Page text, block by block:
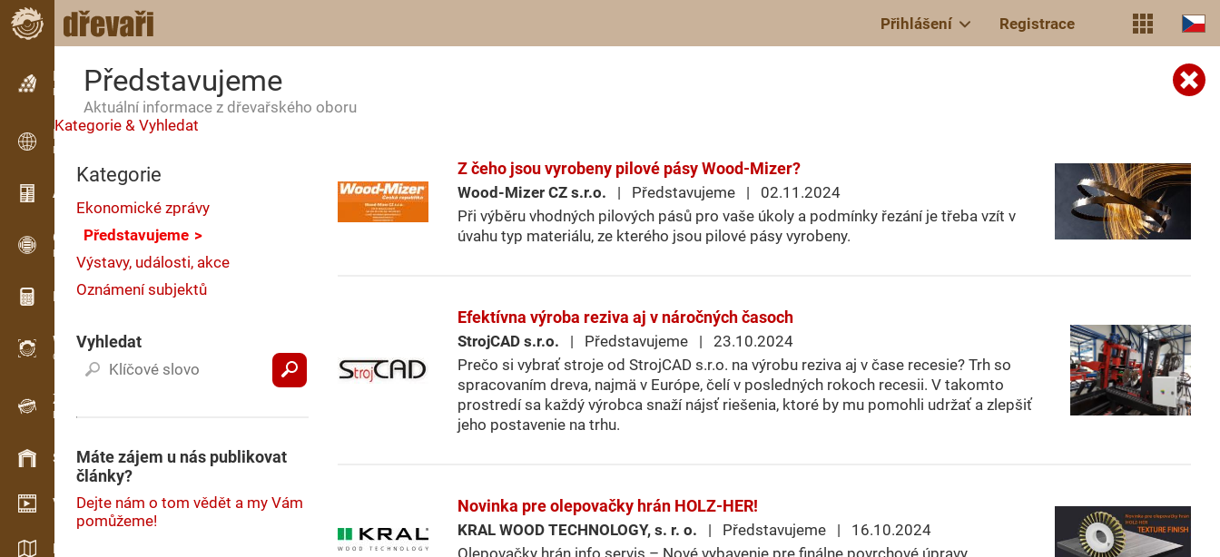
Přihlášení Registrace
Inzerce
Řádková inzerce
Inzerce
Mezinárodní inzerce
Aktuality / Články
OPTI-TIMB
Pořezová schémata
Dřevařské kalkulačky
WoodProfi
Objem dřeva s AI
Záznamník
Evidence dřeva v terénu
Skladové hospodářství
Video showroom
Katalogy / Brožury
Představujeme
Aktuální informace z dřevařského oboru
Kategorie & Vyhledat
Kategorie
Ekonomické zprávy
Představujeme
Výstavy, události, akce
Oznámení subjektů
Vyhledat
Máte zájem u nás publikovat
články?
Dejte nám o tom vědět a my Vám
pomůžeme!
Z čeho jsou vyrobeny pilové pásy Wood-Mizer?
Wood-Mizer CZ s.r.o. | Představujeme | 02.11.2024
Při výběru vhodných pilových pásů pro vaše úkoly a podmínky řezání je třeba vzít v
úvahu typ materiálu, ze kterého jsou pilové pásy vyrobeny.
Efektívna výroba reziva aj v náročných časoch
StrojCAD s.r.o. | Představujeme | 23.10.2024
Prečo si vybrať stroje od StrojCAD s.r.o. na výrobu reziva aj v čase recesie? Trh so
spracovaním dreva, najmä v Európe, čelí v posledných rokoch recesii. V takomto
prostredí sa každý výrobca snaží nájsť riešenia, ktoré by mu pomohli udržať a zlepšiť
jeho postavenie na trhu.
Novinka pre olepovačky hrán HOLZ-HER!
KRAL WOOD TECHNOLOGY, s. r. o. | Představujeme | 16.10.2024
Olepovačky hrán info servis – Nové vybavenie pre finálne povrchové úpravy